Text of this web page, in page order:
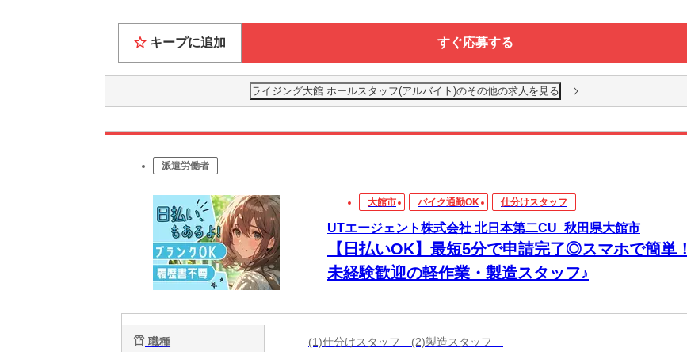
キープに追加 すぐ応募する
ライジング大館 ホールスタッフ(アルバイト)のその他の求人を見る
派遣労働者
大館市 バイク通勤OK 仕分けスタッフ
UTエージェント株式会社 北日本第二CU_秋田県大館市
【日払いOK】最短5分で申請完了◎スマホで簡単！
未経験歓迎の軽作業・製造スタッフ♪
職種 (1)仕分けスタッフ (2)製造スタッフ